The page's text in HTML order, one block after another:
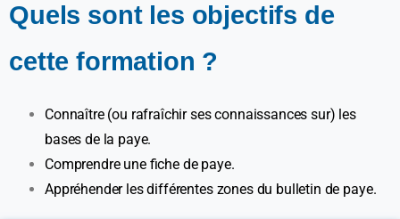
Quels sont les objectifs de
cette formation ?
Connaître (ou rafraîchir ses connaissances sur) les
bases de la paye.
Comprendre une fiche de paye.
Appréhender les différentes zones du bulletin de paye.